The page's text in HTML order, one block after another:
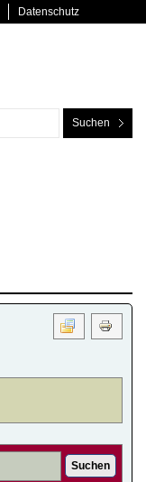
Datenschutz
Suchen
Suchen